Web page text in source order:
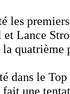
les premiers
et Lance
quatrième
dans le
une